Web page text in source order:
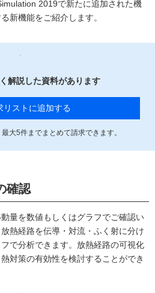
2019で新たに追加された機
新機能をご紹介します。
解説した資料があります
リストに追加する
最大5件までまとめて請求できます。
確認
量を数値もしくはグラフでご確認い
熱経路を伝導・対流・ふく射に分け
で分析できます。放熱経路の可視化
対策の有効性を検討することができ